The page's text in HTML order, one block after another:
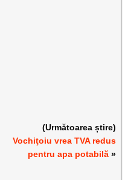
(Următoarea știre)
Vochiţoiu vrea TVA redus
pentru apa potabilă»